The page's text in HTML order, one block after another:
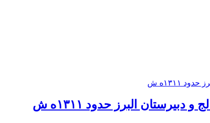
البرز حدود ۱۳۱۱ه ش